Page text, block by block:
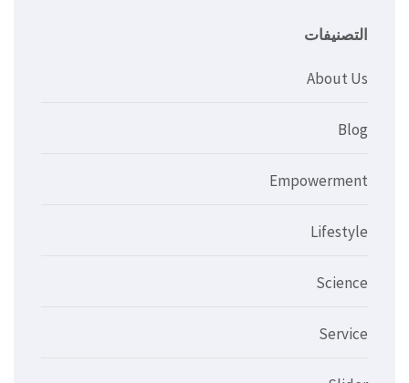
التصنيفات
About Us
Blog
Empowerment
Lifestyle
Science
Service